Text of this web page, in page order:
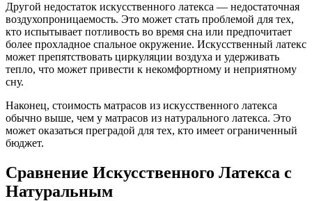
Другой недостаток искусственного латекса — недостаточная
воздухопроницаемость. Это может стать проблемой для тех,
кто испытывает потливость во время сна или предпочитает
более прохладное спальное окружение. Искусственный латекс
может препятствовать циркуляции воздуха и удерживать
тепло, что может привести к некомфортному и неприятному
сну.
Наконец, стоимость матрасов из искусственного латекса
обычно выше, чем у матрасов из натурального латекса. Это
может оказаться преградой для тех, кто имеет ограниченный
бюджет.
Сравнение Искусственного Латекса с
Натуральным